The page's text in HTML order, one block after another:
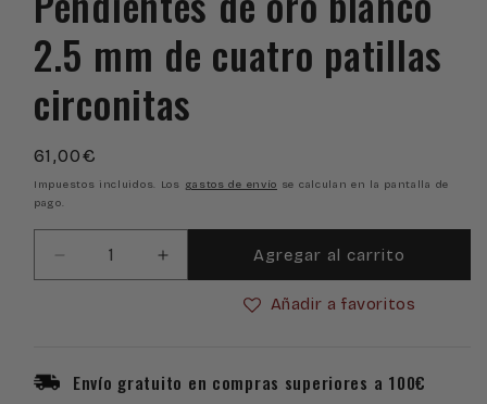
2.5 mm de cuatro patillas
circonitas
Precio
habitual
61,00€
Impuestos incluidos. Los gastos de envío se calculan en la pantalla de
pago.
Reducir
cantidad
oro
Aumentar
cantidad
oro
Agregar al carrito
Añadir a favoritos
Envío gratuito en compras superiores a 100€